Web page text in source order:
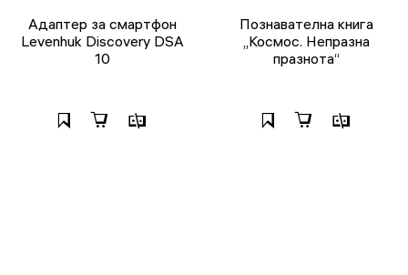
Адаптер за смартфон
Levenhuk Discovery DSA
10
Познавателна книга
„Космос. Непразна
празнота“